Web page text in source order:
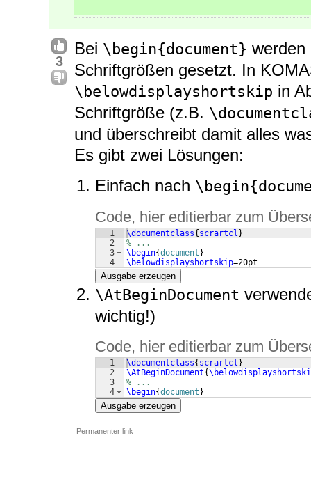
3
Bei \begin{document} werden
Schriftgrößen gesetzt. In
\belowdisplayshortskip in
Schriftgröße (z.B.
und überschreibt damit alles
Es gibt zwei Lösungen:
Einfach nach
Code, hier editierbar zum
1
2
3
4
\documentclass{ scrartcl }
% ...
\begin{document }
\belowdisplayshortskip=20pt
Ausgabe erzeugen
\AtBeginDocument
wichtig!)
Code, hier editierbar zum
1
2
3
4
\documentclass{ scrartcl }
\AtBeginDocument{
% ...
\begin{document }
Ausgabe erzeugen
Permanenter link